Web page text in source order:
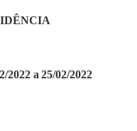
a 25/02/2022